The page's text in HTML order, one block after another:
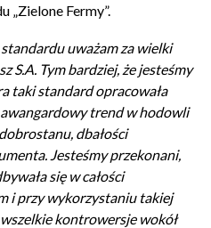
„Zielone Fermy”.
uważam za wielki
S.A. Tym bardziej, że jesteśmy
taki standard opracowała
trend w hodowli
dbałości
Jesteśmy przekonani,
się w całości
i przy wykorzystaniu takiej
kontrowersje wokół